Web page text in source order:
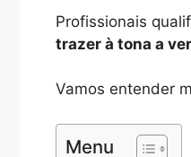
Profissionais
trazer à tona a
Vamos entender
Menu